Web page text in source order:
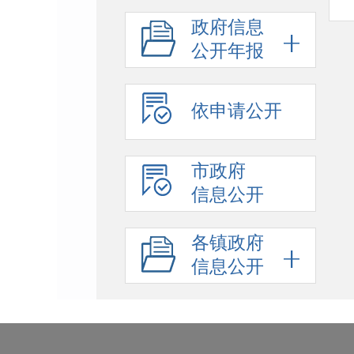
政府信息
公开年报
依申请公开
市政府
信息公开
各镇政府
信息公开